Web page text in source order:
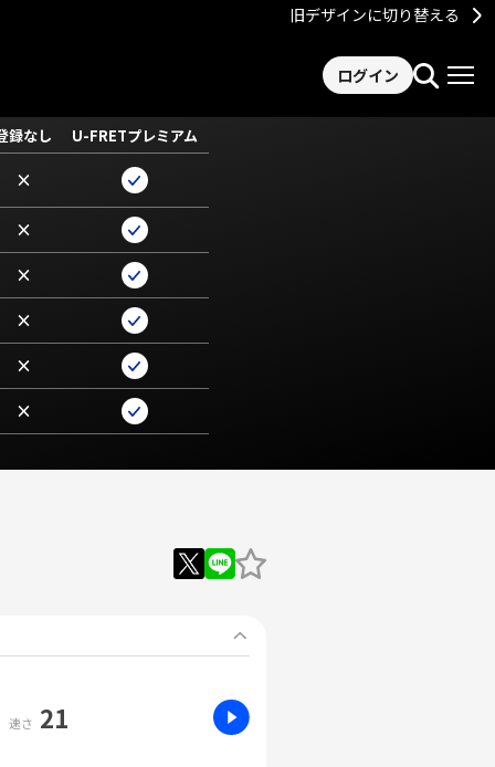
旧デザインに切り替える
ログイン
録なし U-FRETプレミアム
×
×
×
×
×
×
速さ 21